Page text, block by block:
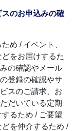
のお申込みの確
め / イベント、
をお届けするた
の確認やメール
登録の確認やサ
スのご請求、お
だいている定期
るため / ご要望
を仲介するため /